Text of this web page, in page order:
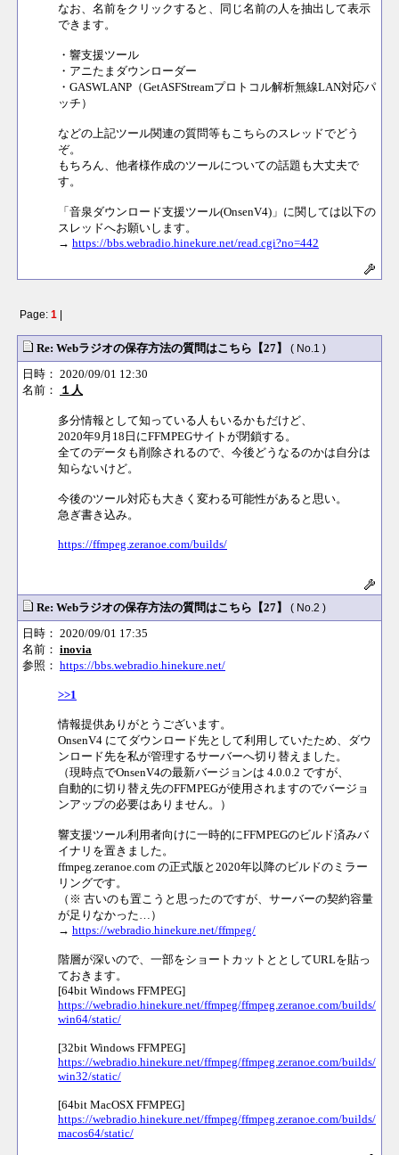
なお、名前をクリックすると、同じ名前の人を抽出して表示
できます。
・響支援ツール
・アニたまダウンローダー
・GASWLANP（GetASFStreamプロトコル解析無線LAN対応パ
ッチ）
などの上記ツール関連の質問等もこちらのスレッドでどう
ぞ。
もちろん、他者様作成のツールについての話題も大丈夫で
す。
「音泉ダウンロード支援ツール(OnsenV4)」に関しては以下の
スレッドへお願いします。
→ https://bbs.webradio.hinekure.net/read.cgi?no=442
Page: 1
Re: Webラジオの保存方法の質問はこちら【27】 ( No.1 )
日時： 2020/09/01 12:30
名前：
１人
多分情報として知っている人もいるかもだけど、
2020年9月18日にFFMPEGサイトが閉鎖する。
全てのデータも削除されるので、今後どうなるのかは自分は
知らないけど。
今後のツール対応も大きく変わる可能性があると思い。
急ぎ書き込み。
https://ffmpeg.zeranoe.com/builds/
Re: Webラジオの保存方法の質問はこちら【27】 ( No.2 )
日時： 2020/09/01 17:35
名前： inovia
参照： https://bbs.webradio.hinekure.net/
>>1
情報提供ありがとうございます。
OnsenV4 にてダウンロード先として利用していたため、ダウ
ンロード先を私が管理するサーバーへ切り替えました。
（現時点でOnsenV4の最新バージョンは 4.0.0.2 ですが、
自動的に切り替え先のFFMPEGが使用されますのでバージョ
ンアップの必要はありません。）
響支援ツール利用者向けに一時的にFFMPEGのビルド済みバ
イナリを置きました。
ffmpeg.zeranoe.com の正式版と2020年以降のビルドのミラー
リングです。
（※ 古いのも置こうと思ったのですが、サーバーの契約容量
が足りなかった…）
→ https://webradio.hinekure.net/ffmpeg/
階層が深いので、一部をショートカットととしてURLを貼っ
ておきます。
[64bit Windows FFMPEG]
https://webradio.hinekure.net/ffmpeg/ffmpeg.zeranoe.com/builds/
win64/static/
[32bit Windows FFMPEG]
https://webradio.hinekure.net/ffmpeg/ffmpeg.zeranoe.com/builds/
win32/static/
[64bit MacOSX FFMPEG]
https://webradio.hinekure.net/ffmpeg/ffmpeg.zeranoe.com/builds/
macos64/static/